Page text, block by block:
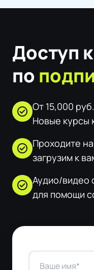
Доступ
по
check_circle От 15,000
Новые курсы
check_circle Проходите
загрузим к
check_circle Аудио/видео
для помощи